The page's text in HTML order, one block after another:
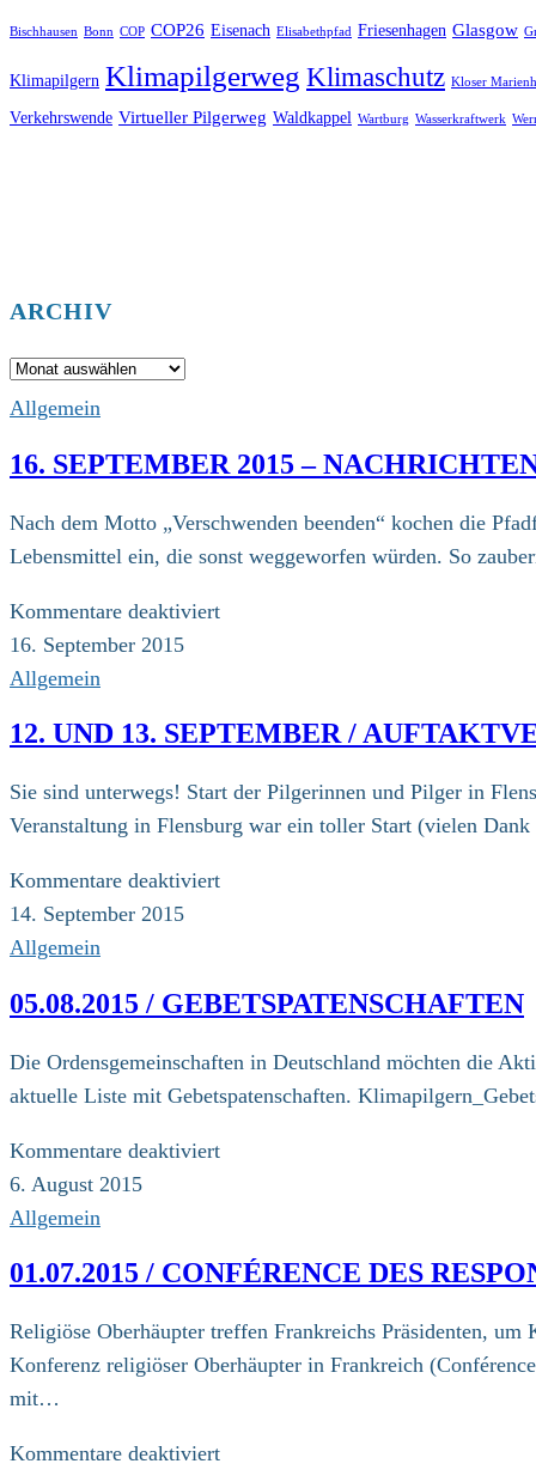
Bischhausen Bonn COP COP26 Eisenach Elisabethpfad Friesenhagen Glasgow
Klimapilgern Klimapilgerweg Klimaschutz Kloser
Verkehrswende Virtueller Pilgerweg Waldkappel Wartburg Wasserkraftwerk
ARCHIV
Archiv
Allgemein
16. SEPTEMBER 2015 –
Nach dem Motto „Verschwenden beenden“ kochen die
Lebensmittel ein, die sonst weggeworfen würden. So
Kommentare deaktiviertfür
–
unterwegs
16. September 2015
Allgemein
12. UND 13. SEPTEMBER /
Sie sind unterwegs! Start der Pilgerinnen und Pilger in
Veranstaltung in Flensburg war ein toller Start (vielen
Kommentare deaktiviertfür
September
14. September 2015
Allgemein
05.08.2015 / GEBETSPATENSCHAFTEN
Die Ordensgemeinschaften in Deutschland möchten die
aktuelle Liste mit Gebetspatenschaften.
Kommentare deaktiviertfür
6. August 2015
Allgemein
01.07.2015 / CONFÉRENCE DES
Religiöse Oberhäupter treffen Frankreichs Präsidenten,
Konferenz religiöser Oberhäupter in Frankreich
mit…
Kommentare deaktiviertfür